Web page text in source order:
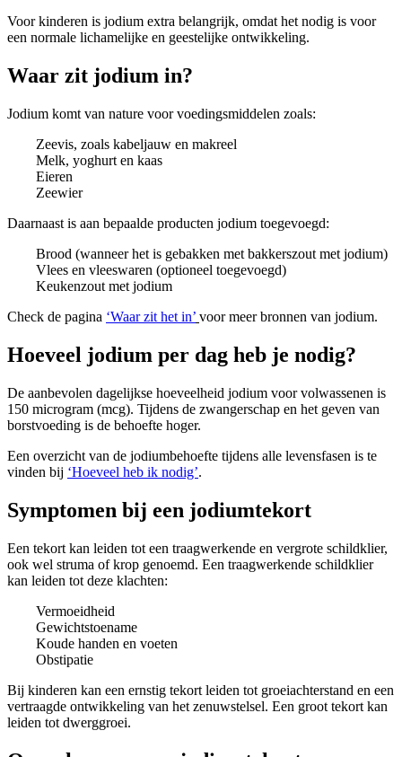
Voor kinderen is jodium extra belangrijk, omdat het nodig is voor
een normale lichamelijke en geestelijke ontwikkeling.
Waar zit jodium in?
Jodium komt van nature voor voedingsmiddelen zoals:
Zeevis, zoals kabeljauw en makreel
Melk, yoghurt en kaas
Eieren
Zeewier
Daarnaast is aan bepaalde producten jodium toegevoegd:
Brood (wanneer het is gebakken met bakkerszout met jodium)
Vlees en vleeswaren (optioneel toegevoegd)
Keukenzout met jodium
Check de pagina ‘Waar zit het in’ voor meer bronnen van jodium.
Hoeveel jodium per dag heb je nodig?
De aanbevolen dagelijkse hoeveelheid jodium voor volwassenen is
150 microgram (mcg). Tijdens de zwangerschap en het geven van
borstvoeding is de behoefte hoger.
Een overzicht van de jodiumbehoefte tijdens alle levensfasen is te
vinden bij ‘Hoeveel heb ik nodig’.
Symptomen bij een jodiumtekort
Een tekort kan leiden tot een traagwerkende en vergrote schildklier,
ook wel struma of krop genoemd. Een traagwerkende schildklier
kan leiden tot deze klachten:
Vermoeidheid
Gewichtstoename
Koude handen en voeten
Obstipatie
Bij kinderen kan een ernstig tekort leiden tot groeiachterstand en een
vertraagde ontwikkeling van het zenuwstelsel. Een groot tekort kan
leiden tot dwerggroei.